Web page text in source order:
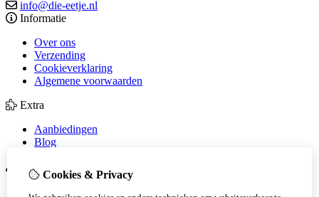
info@die-eetje.nl
Informatie
Over ons
Verzending
Cookieverklaring
Algemene voorwaarden
Extra
Aanbiedingen
Blog
Mijn account
Cookies & Privacy